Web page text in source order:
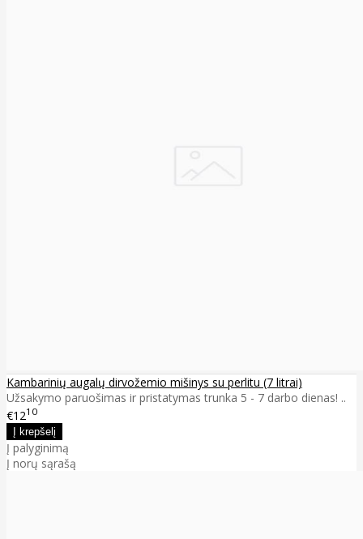
Kambarinių augalų dirvožemio mišinys su perlitu (7 litrai)
Užsakymo paruošimas ir pristatymas trunka 5 - 7 darbo dienas! ..
€1210
Į palyginimą
Į norų sąrašą